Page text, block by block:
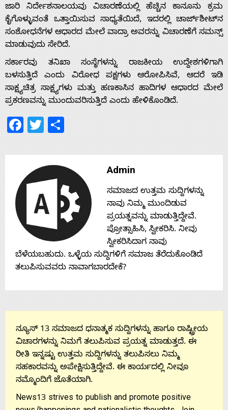
ಜಾರಿ ನಿರ್ದೇಶನಾಲಯವು ವಿಚಾರಣೆಯಲ್ಲಿ ಹೆಚ್ಚಿನ ಕಾನೂನು ಕ್ರಮ
ಕೈಗೊಳ್ಳುವಂತೆ ಒತ್ತಾಯಿಸುವ ಸಾಧ್ಯತೆಯಿದೆ, ಇದರಲ್ಲಿ ಚಾರ್ಜ್‌ಶೀಟ್‌ನ
ಸಂಶೋಧನೆಗಳ ಆಧಾರದ ಮೇಲೆ ವಾದ್ರಾ ಅವರನ್ನು ವಿಚಾರಣೆಗೆ ಸಮನ್ಸ್
ಮಾಡುವುದು ಸೇರಿದೆ.
ಸರ್ಕಾರವು ತನಿಖಾ ಸಂಸ್ಥೆಗಳನ್ನು ರಾಜಕೀಯ ಉದ್ದೇಶಗಳಿಗಾಗಿ
ಬಳಸುತ್ತಿದೆ ಎಂದು ವಿರೋಧ ಪಕ್ಷಗಳು ಆರೋಪಿಸಿವೆ, ಆದರೆ ಇಡಿ
ಸಾಕ್ಷ್ಯಚಿತ್ರ ಸಾಕ್ಷ್ಯಗಳು ಮತ್ತು ಹಣಕಾಸಿನ ಹಾದಿಗಳ ಆಧಾರದ ಮೇಲೆ
ಪ್ರಕರಣವನ್ನು ಮುಂದುವರಿಸುತ್ತಿದೆ ಎಂದು ಹೇಳಿಕೊಂಡಿದೆ.
Facebook
Twitter
Admin
ಸಮಾಜದ ಉತ್ತಮ ಸುದ್ದಿಗಳನ್ನು
ನಾವು ನಿಮ್ಮ ಮುಂದಿಡುವ
ಪ್ರಯತ್ನವನ್ನು ಮಾಡುತ್ತಿದ್ದೇವೆ.
ಪ್ರೋತ್ಸಾಹಿಸಿ, ಸ್ವೀಕರಿಸಿ. ನೀವು
ಸ್ವೀಕರಿಸಿದಾಗ ನಾವು
ಬೆಳೆಯಬಹುದು. ಒಳ್ಳೆಯ ಸುದ್ದಿಗಳಿಗೆ ಸಮಾಜ ತೆರೆದುಕೊಂಡಿದೆ
ತಲುಪಿಸುವವರು ನಾವಾಗಬಾರದೇಕೆ?
ನ್ಯೂಸ್ 13 ಸಮಾಜದ ಧನಾತ್ಮಕ ಸುದ್ದಿಗಳನ್ನು ಹಾಗೂ ರಾಷ್ಟ್ರೀಯ
ವಿಚಾರಗಳನ್ನು ನಿಮಗೆ ತಲುಪಿಸುವ ಪ್ರಯತ್ನ ಮಾಡುತ್ತದೆ. ಈ
ರೀತಿ ಇನ್ನಷ್ಟು ಉತ್ತಮ ಸುದ್ದಿಗಳನ್ನು ತಲುಪಿಸಲು ನಿಮ್ಮ
ಸಹಕಾರವನ್ನು ಅಪೇಕ್ಷಿಸುತ್ತಿದ್ದೇವೆ. ಈ ಕಾರ್ಯದಲ್ಲಿ ನೀವೂ
ನಮ್ಮೊಂದಿಗೆ ಜೊತೆಯಾಗಿ.
News13 strives to publish and promote positive